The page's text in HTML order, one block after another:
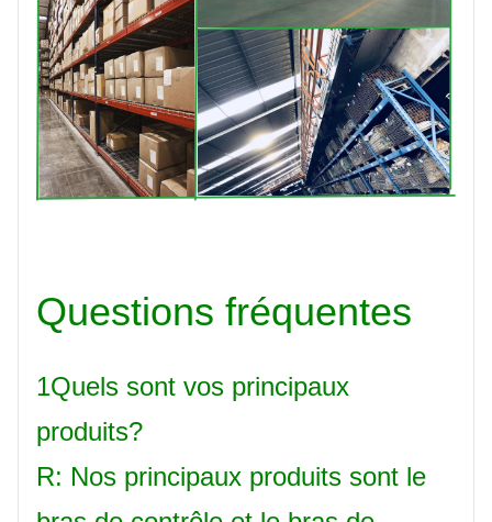
Questions fréquentes
1Quels sont vos principaux
produits?
R: Nos principaux produits sont le